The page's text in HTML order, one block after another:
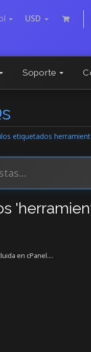
USD
Soporte
etiquetados
en cPanel....